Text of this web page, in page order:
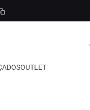
OUTLET